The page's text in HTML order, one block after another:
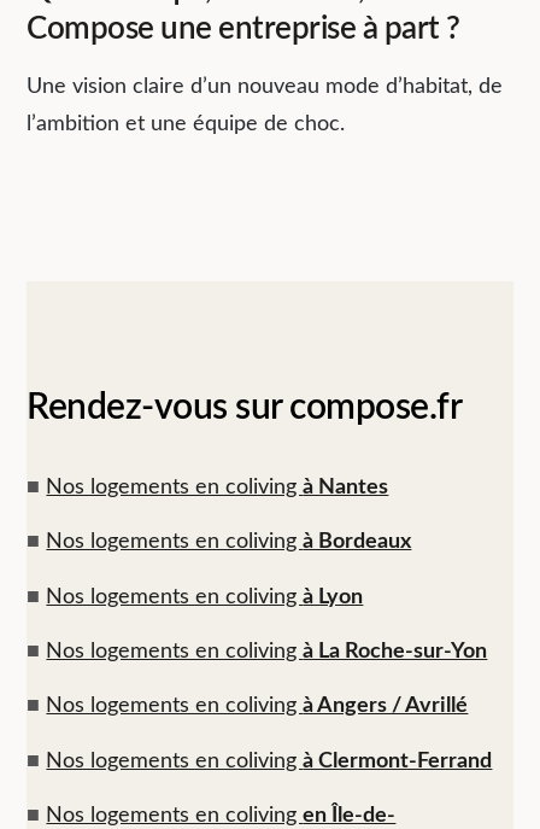
Compose une entreprise à part ?
Une vision claire d’un nouveau mode d’habitat, de
l’ambition et une équipe de choc.
Rendez-vous sur compose.fr
■ Nos logements en colivingà Nantes
■ Nos logements en colivingà Bordeaux
■ Nos logements en colivingà Lyon
■ Nos logements en colivingà La Roche-sur-Yon
■ Nos logements en colivingà Angers / Avrillé
■ Nos logements en colivingà Clermont-Ferrand
■ Nos logements en colivingen Île-de-